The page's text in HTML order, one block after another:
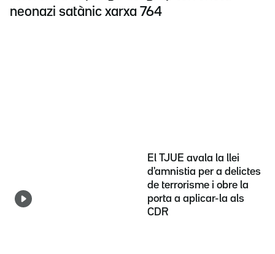
neonazi satànic xarxa 764
El TJUE avala la llei
d'amnistia per a delictes
de terrorisme i obre la
porta a aplicar-la als
CDR